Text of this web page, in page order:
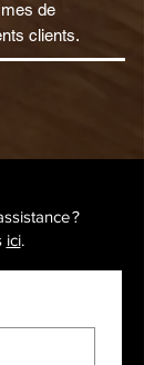
de
clients.
?
ici.